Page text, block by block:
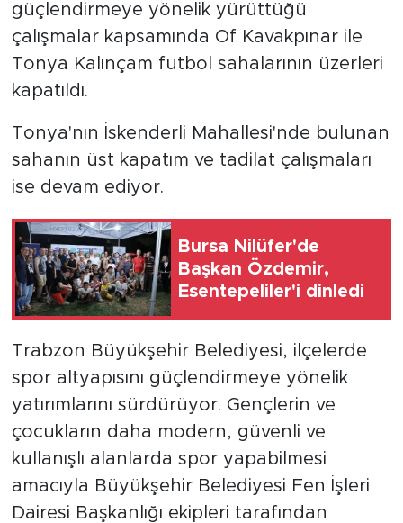
güçlendirmeye yönelik yürüttüğü
çalışmalar kapsamında Of Kavakpınar ile
Tonya Kalınçam futbol sahalarının üzerleri
kapatıldı.
Tonya'nın İskenderli Mahallesi'nde bulunan
sahanın üst kapatım ve tadilat çalışmaları
ise devam ediyor.
Bursa Nilüfer'de
Başkan Özdemir,
Esentepeliler'i dinledi
Trabzon Büyükşehir Belediyesi, ilçelerde
spor altyapısını güçlendirmeye yönelik
yatırımlarını sürdürüyor. Gençlerin ve
çocukların daha modern, güvenli ve
kullanışlı alanlarda spor yapabilmesi
amacıyla Büyükşehir Belediyesi Fen İşleri
Dairesi Başkanlığı ekipleri tarafından